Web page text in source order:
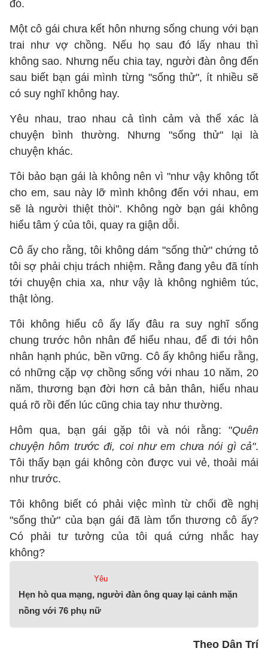
đó.
Một cô gái chưa kết hôn nhưng sống chung với bạn
trai như vợ chồng. Nếu họ sau đó lấy nhau thì
không sao. Nhưng nếu chia tay, người đàn ông đến
sau biết bạn gái mình từng "sống thử", ít nhiều sẽ
có suy nghĩ không hay.
Yêu nhau, trao nhau cả tình cảm và thể xác là
chuyện bình thường. Nhưng "sống thử" lại là
chuyện khác.
Tôi bảo bạn gái là không nên vì "như vậy không tốt
cho em, sau này lỡ mình không đến với nhau, em
sẽ là người thiệt thòi". Không ngờ bạn gái không
hiểu tâm ý của tôi, quay ra giận dỗi.
Cô ấy cho rằng, tôi không dám "sống thử" chứng tỏ
tôi sợ phải chịu trách nhiệm. Rằng đang yêu đã tính
tới chuyện chia xa, như vậy là không nghiêm túc,
thật lòng.
Tôi không hiểu cô ấy lấy đâu ra suy nghĩ sống
chung trước hôn nhân để hiểu nhau, để đi tới hôn
nhân hạnh phúc, bền vững. Cô ấy không hiểu rằng,
có những cặp vợ chồng sống với nhau 10 năm, 20
năm, thương bạn đời hơn cả bản thân, hiểu nhau
quá rõ rồi đến lúc cũng chia tay như thường.
Hôm qua, bạn gái gặp tôi và nói rằng: "Quên
chuyện hôm trước đi, coi như em chưa nói gì cả".
Tôi thấy bạn gái không còn được vui vẻ, thoải mái
như trước.
Tôi không biết có phải việc mình từ chối đề nghị
"sống thử" của bạn gái đã làm tổn thương cô ấy?
Có phải tư tưởng của tôi quá cứng nhắc hay
không?
Yêu
Hẹn hò qua mạng, người đàn ông quay lại cảnh mặn
nồng với 76 phụ nữ
Theo Dân Trí